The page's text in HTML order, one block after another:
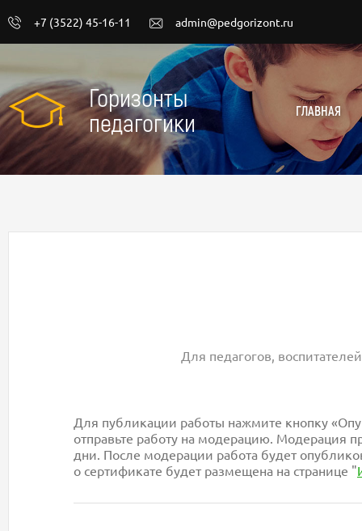
+7 (3522) 45-16-11 admin@pedgorizont.ru
Горизонты
педагогики
ГЛАВНАЯ
Для педагогов,
Для публикации работы нажмите кнопку
отправьте работу на модерацию. Модерация
дни. После модерации работа будет
о сертификате будет размещена на странице "